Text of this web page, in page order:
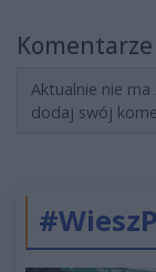
Komentarze
Aktualnie nie
dodaj swój